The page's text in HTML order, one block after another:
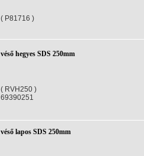
( P81716 )
véső hegyes SDS 250mm
( RVH250 )
69390251
véső lapos SDS 250mm